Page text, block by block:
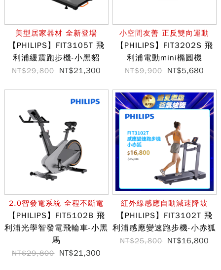
美型居家器材 全新登場
【PHILIPS】FIT3105T 飛
利浦緩震跑步機-小黑貂
NT$29,800 NT$21,300
小空間友善 正反雙向運動
【PHILIPS】FIT3202S 飛
利浦電動mini橢圓機
NT$9,900 NT$5,680
2.0智發電系統 全程不斷電
【PHILIPS】FIT5102B 飛
利浦光學智發電飛輪車-小黑
馬
NT$29,800 NT$21,300
紅外線感應自動減速降坡
【PHILIPS】FIT3102T 飛
利浦感應變速跑步機-小赤狐
NT$25,800 NT$16,800